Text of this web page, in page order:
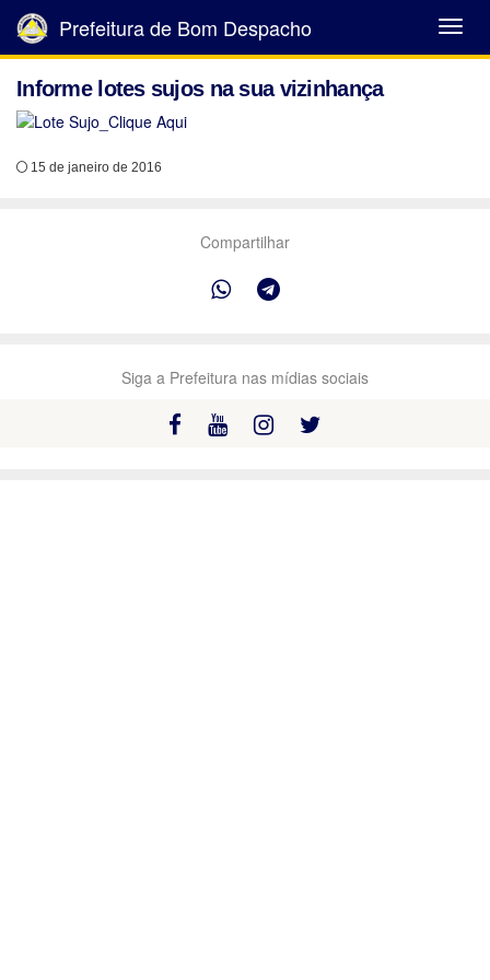
Abrir
Menu
Prefeitura de Bom Despacho
Informe lotes sujos na sua vizinhança
15 de janeiro de 2016
Compartilhar
Siga a Prefeitura nas mídias sociais